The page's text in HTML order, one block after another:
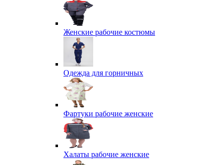
Женские рабочие костюмы
Одежда для горничных
Фартуки рабочие женские
Халаты рабочие женские